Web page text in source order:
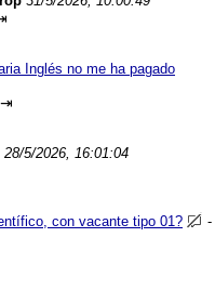
Inglés no me ha pagado
⇥
28/5/2026, 16:01:04
con vacante tipo 01?
-